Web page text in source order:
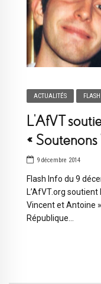
ACTUALITÉS
L’AfVT
«
9 décembre 2014
Flash Info du 9
L’AfVT.org
Vincent et Antoine
République...